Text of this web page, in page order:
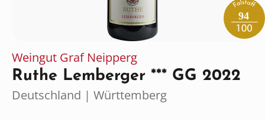
94
Weingut Graf Neipperg
Ruthe Lemberger *** GG 2022
Deutschland | Württemberg